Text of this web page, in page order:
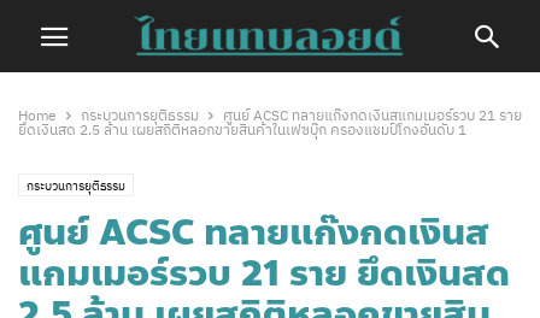
Home กระบวนการยุติธรรม
ศูนย์ ACSC ทลายแก๊งกดเงินสแกมเมอร์รวบ 21 ราย
ยึดเงินสด 2.5 ล้าน เผยสถิติหลอกขายสินค้าในเฟซบุ๊ก ครองแชมป์โกงอันดับ 1
กระบวนการยุติธรรม
ศูนย์ ACSC ทลายแก๊งกดเงินส
แกมเมอร์รวบ 21 ราย ยึดเงินสด